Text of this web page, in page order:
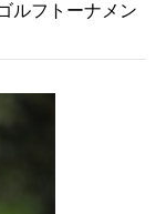
ルフトーナメン